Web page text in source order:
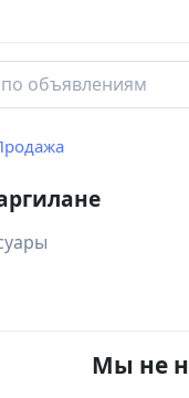
Мы не